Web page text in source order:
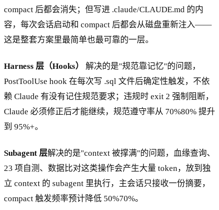
compact 后都会消失；但写进 .claude/CLAUDE.md 的内
容，每次会话启动和 compact 后都会从磁盘重新注入——
这是整套方案里最简单也最可靠的一层。
Harness 层（Hooks）
解决的是"规范靠记忆"的问题，
PostToolUse hook 在每次写 .sql 文件后确定性触发，不依
赖 Claude 有没有记住规范要求；违规时 exit 2 强制阻断，
Claude 必须修正后才能继续，规范遵守率从 70%80% 提升
到 95%+。
Subagent 层解决的是"context 被撑满"的问题，血缘查询、
23 项自测、数据比对这类操作会产生大量 token，放到独
立 context 的 subagent 里执行，主会话只接收一份摘要，
compact 触发频率预计降低 50%70%。